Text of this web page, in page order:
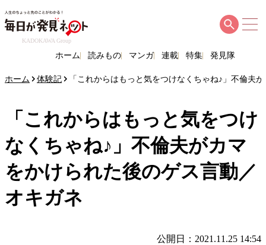
KADOKAWA Group
ホーム 読みもの マンガ 連載 特集 発見隊
ホーム 体験記 「これからはもっと気をつけなくちゃね♪」不倫夫
「これからはもっと気をつけ
なくちゃね♪」不倫夫がカマ
をかけられた後のゲス言動／
オキガネ
公開日：2021.11.25 14:54